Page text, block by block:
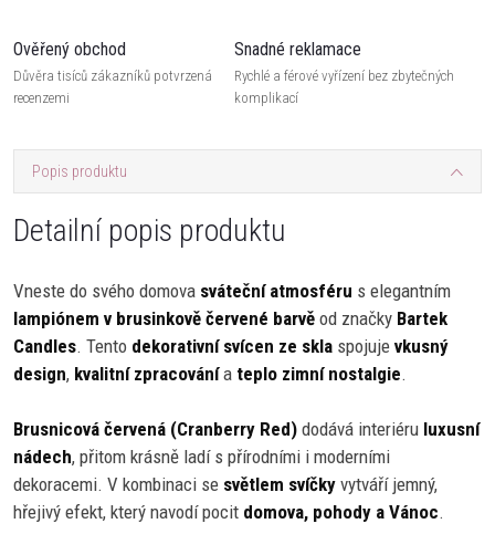
Ověřený obchod
Důvěra tisíců zákazníků potvrzená
recenzemi
Snadné reklamace
Rychlé a férové vyřízení bez zbytečných
komplikací
Popis produktu
Detailní popis produktu
Vneste do svého domova sváteční atmosféru s elegantním
lampiónem v brusinkově červené barvě od značky Bartek
Candles. Tento dekorativní svícen ze skla spojuje vkusný
design, kvalitní zpracovánía teplo zimní nostalgie.
Brusnicová červená (Cranberry Red) dodává interiéru luxusní
nádech, přitom krásně ladí s přírodními i moderními
dekoracemi. V kombinaci se světlem svíčky vytváří jemný,
hřejivý efekt, který navodí pocit domova, pohody a Vánoc.